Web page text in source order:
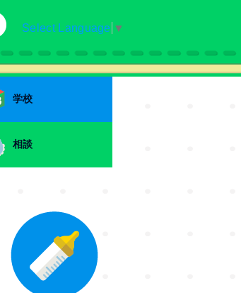
Select Language ▼
学校
相談